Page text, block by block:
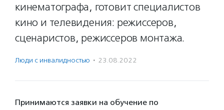
кинематографа, готовит специалистов
кино и телевидения: режиссеров,
сценаристов, режиссеров монтажа.
Люди с инвалидностью · 23.08.2022
Принимаются заявки на обучение по